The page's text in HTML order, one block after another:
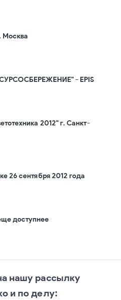
Москва
- EPIS
2012" г. Санкт-
26 сентября 2012 года
доступнее
нашу рассылку
и по делу: